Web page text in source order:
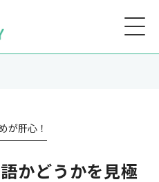
が肝心！
かどうかを見極